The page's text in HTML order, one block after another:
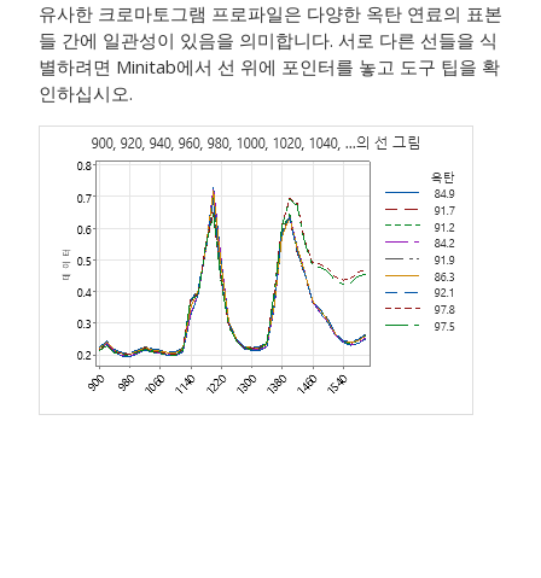
유사한 크로마토그램 프로파일은 다양한 옥탄 연료의 표본
들 간에 일관성이 있음을 의미합니다. 서로 다른 선들을 식
별하려면 Minitab에서 선 위에 포인터를 놓고 도구 팁을 확
인하십시오.